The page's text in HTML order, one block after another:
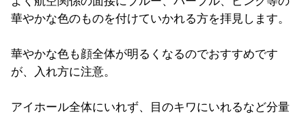
華やかな色のものを付けていかれる方を拝見します。
華やかな色も顔全体が明るくなるのでおすすめです
が、入れ方に注意。
アイホール全体にいれず、目のキワにいれるなど分量